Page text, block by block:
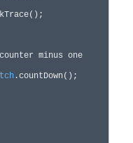
counter minus one
.countDown();